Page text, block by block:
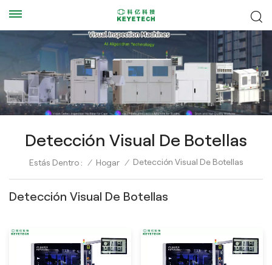
Detección Visual De Botellas
Estás Dentro : / Hogar / Detección Visual De Botellas
Detección Visual De Botellas